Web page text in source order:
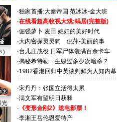
光
·独家首播:大秦帝国 范冰冰-金大班
·在线看超高收视大戏:蜗居(完整版)
·倔强萝卜 麦田 媳妇的美好时代
·大内密探灵灵狗
倪萍-美丽的事
·台儿庄战役 日军尸体装满百余卡车
·揭秘希特勒一生躲过多少次暗杀？
·1982香港回归中英谈判鲜为人知内幕
·宋丹丹：张国立活得太累
·满文军有望明日获释
· 《变形金刚2》送电影票！
·李湘王岳伦恩爱待产